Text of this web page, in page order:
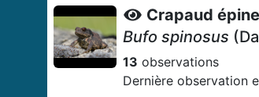
Crapaud
Bufo spinosus
13 observations
Dernière observation